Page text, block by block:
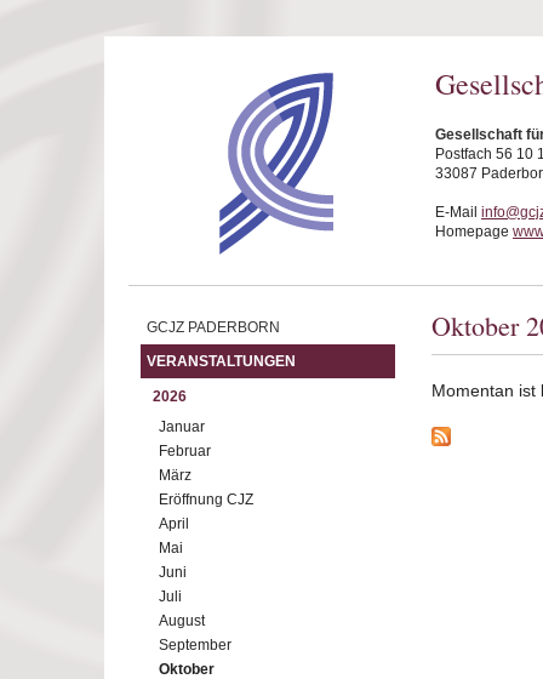
Gesellschaft
Postfach 56 10
33087
E-Mail
Homepage
GCJZ PADERBORN
VERANSTALTUNGEN
2026
Januar
Februar
März
Eröffnung CJZ
April
Mai
Juni
Juli
August
September
Oktober
Oktober
Momentan ist